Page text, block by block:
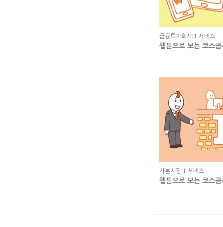
금융투자회사IT 서비스
웹툰으로 보는 코스
자본시장IT 서비스
웹툰으로 보는 코스